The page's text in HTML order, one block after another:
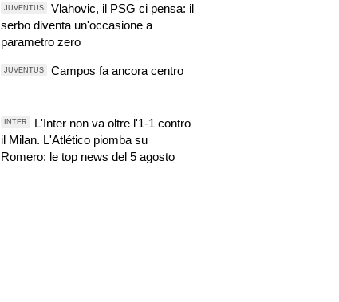
JUVENTUS
Vlahovic, il PSG ci pensa: il
serbo diventa un'occasione a
parametro zero
JUVENTUS Campos fa ancora centro
INTER
L'Inter non va oltre l'1-1 contro
il Milan. L'Atlético piomba su
Romero: le top news del 5 agosto